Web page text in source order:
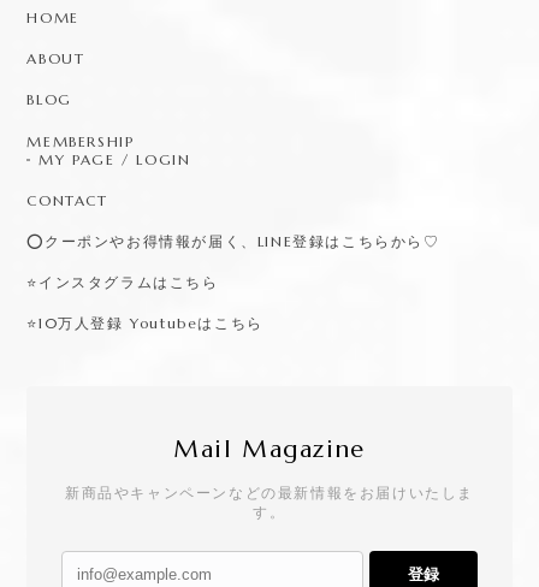
HOME
ABOUT
BLOG
MEMBERSHIP
MY PAGE / LOGIN
CONTACT
⭕️クーポンやお得情報が届く、LINE登録はこちらから♡
⭐️インスタグラムはこちら
⭐️10万人登録 Youtubeはこちら
Mail Magazine
新商品やキャンペーンなどの最新情報をお届けいたしま
す。
登録